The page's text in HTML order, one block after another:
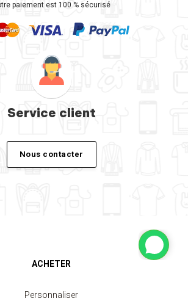
paiement est 100 % sécurisé
Service client
Nous contacter
ACHETER
Personnaliser